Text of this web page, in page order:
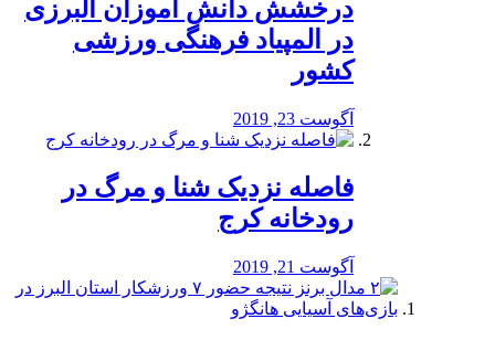
درخشش دانش آموزان البرزی
در المپیاد فرهنگی ورزشی
کشور
آگوست 23, 2019
️فاصله نزدیک شنا و مرگ در
رودخانه کرج
آگوست 21, 2019